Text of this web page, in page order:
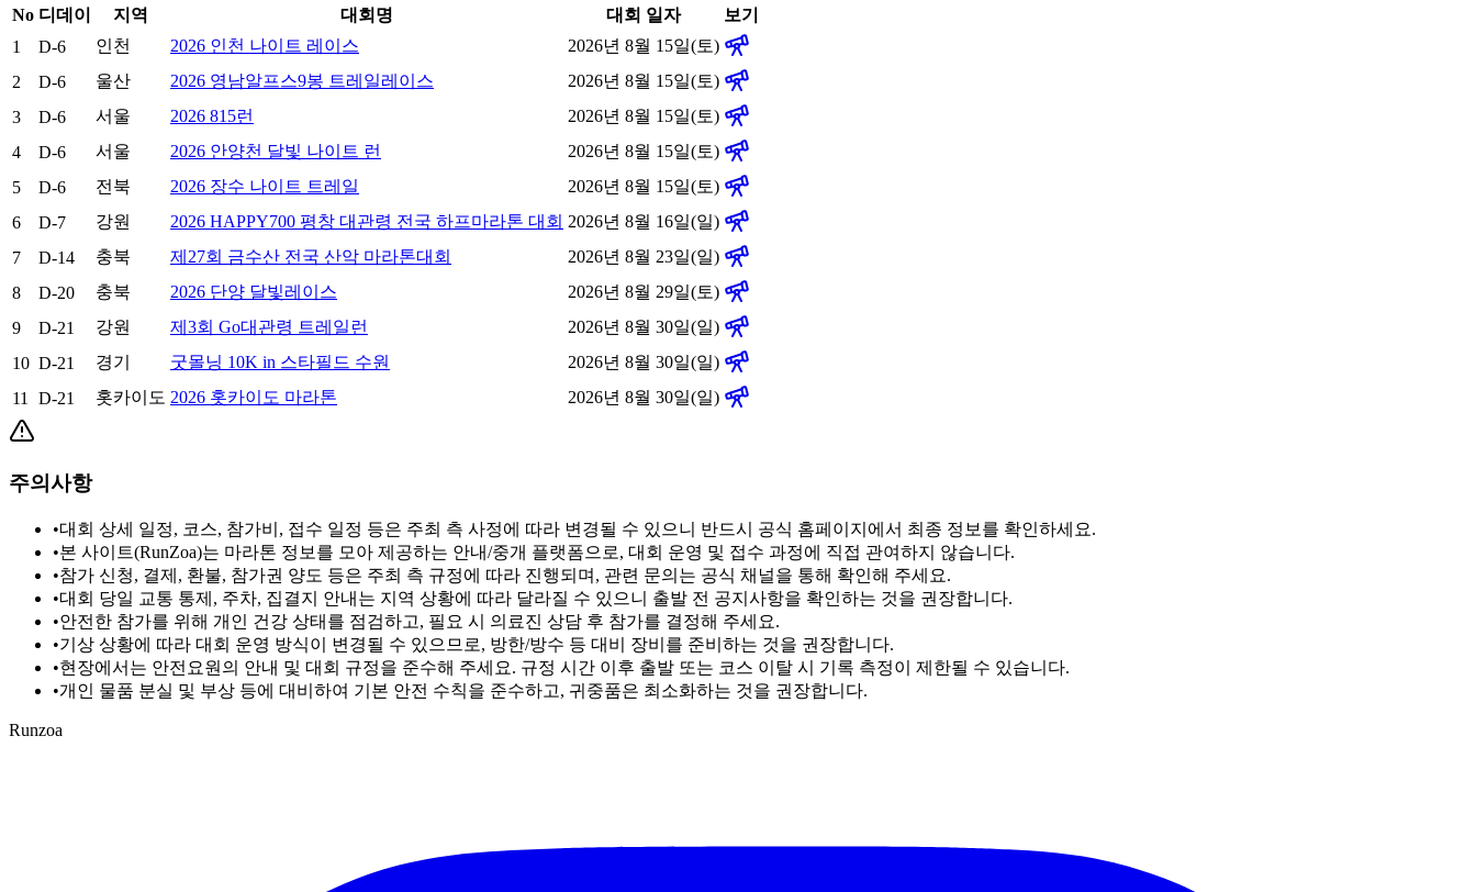
No 디데이 지역 대회명 대회 일자
보기
1
D-6 인천 2026 인천 나이트 레이스
2026년 8월 15일(토)
2
D-6 울산 2026 영남알프스9봉 트레일레이스
2026년 8월 15일(토)
3
D-6 서울 2026 815런
2026년 8월 15일(토)
4
D-6 서울 2026 안양천 달빛 나이트 런
2026년 8월 15일(토)
5
D-6 전북 2026 장수 나이트 트레일
2026년 8월 15일(토)
6
D-7 강원 2026 HAPPY700 평창 대관령 전국 하프마라톤 대회 2026년 8월 16일(일)
7
D-14 충북 제27회 금수산 전국 산악 마라톤대회
2026년 8월 23일(일)
8
D-20 충북 2026 단양 달빛레이스
2026년 8월 29일(토)
9
D-21 강원 제3회 Go대관령 트레일런
2026년 8월 30일(일)
10 D-21 경기 굿몰닝 10K in 스타필드 수원
2026년 8월 30일(일)
11
D-21 홋카이도 2026 홋카이도 마라톤 2026년 8월 30일(일)
주의사항
•대회 상세 일정, 코스, 참가비, 접수 일정 등은 주최 측 사정에 따라 변경될 수 있으니 반드시 공식 홈페이지에서 최종 정보를 확인하세요.
•본 사이트(RunZoa)는 마라톤 정보를 모아 제공하는 안내/중개 플랫폼으로, 대회 운영 및 접수 과정에 직접 관여하지 않습니다.
•참가 신청, 결제, 환불, 참가권 양도 등은 주최 측 규정에 따라 진행되며, 관련 문의는 공식 채널을 통해 확인해 주세요.
•대회 당일 교통 통제, 주차, 집결지 안내는 지역 상황에 따라 달라질 수 있으니 출발 전 공지사항을 확인하는 것을 권장합니다.
•안전한 참가를 위해 개인 건강 상태를 점검하고, 필요 시 의료진 상담 후 참가를 결정해 주세요.
•기상 상황에 따라 대회 운영 방식이 변경될 수 있으므로, 방한/방수 등 대비 장비를 준비하는 것을 권장합니다.
•현장에서는 안전요원의 안내 및 대회 규정을 준수해 주세요. 규정 시간 이후 출발 또는 코스 이탈 시 기록 측정이 제한될 수 있습니다.
•개인 물품 분실 및 부상 등에 대비하여 기본 안전 수칙을 준수하고, 귀중품은 최소화하는 것을 권장합니다.
Runzoa